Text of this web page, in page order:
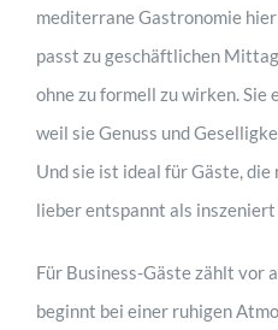
mediterrane Gastronomie
passt zu geschäftlichen
ohne zu formell zu wirken. Sie
weil sie Genuss und
Und sie ist ideal für Gäste,
lieber entspannt als inszeniert
Für Business-Gäste zählt vor
beginnt bei einer ruhigen